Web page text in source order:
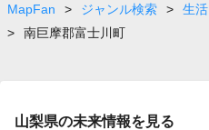
MapFan
> ジャンル検索 > 生活
>
南巨摩郡富士川町
山梨県の未来情報を見る